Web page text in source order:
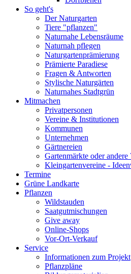
So geht's
Der Naturgarten
Tiere "pflanzen"
Naturnahe Lebensräume
Naturnah pflegen
Naturgartenprämierung
Prämierte Paradiese
Fragen & Antworten
Stylische Naturgärten
Naturnahes Stadtgrün
Mitmachen
Privatpersonen
Vereine & Institutionen
Kommunen
Unternehmen
Gärtnereien
Gartenmärkte oder andere
Kleingartenvereine -
Termine
Grüne Landkarte
Pflanzen
Wildstauden
Saatgutmischungen
Give away
Online-Shops
Vor-Ort-Verkauf
Service
Informationen zum Projekt
Pflanzpläne